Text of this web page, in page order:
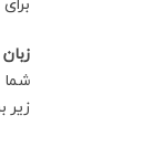
شما
زیر